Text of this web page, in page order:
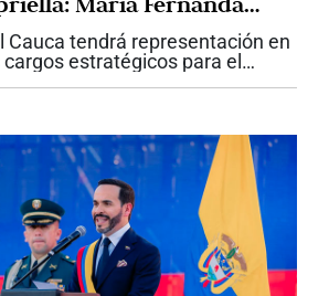
viceministra de
Cauca tendrá representación en
cargos estratégicos para el